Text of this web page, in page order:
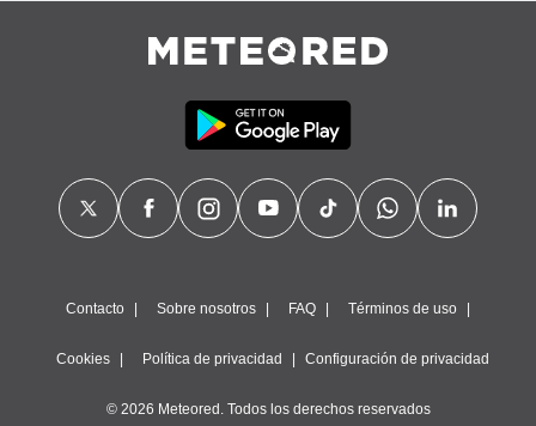
Contacto Sobre nosotros FAQ Términos de uso
Cookies Política de privacidad Configuración de privacidad
© 2026 Meteored. Todos los derechos reservados